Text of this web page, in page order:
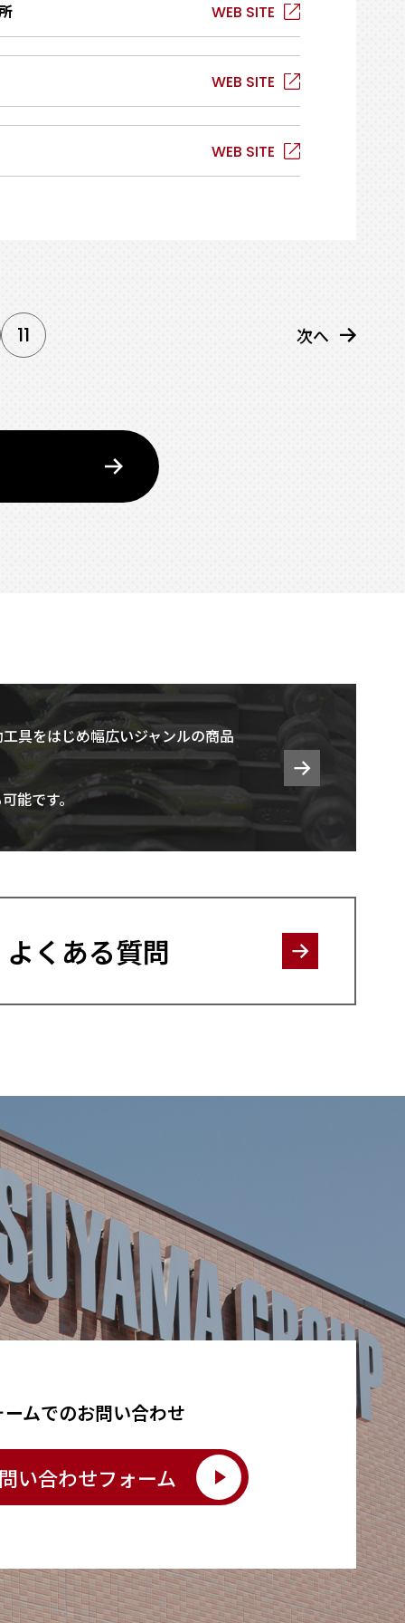
11 次へ
具をはじめ幅広いジャンルの商品
能です。
よくある質問
ムでのお問い合わせ
い合わせフォーム